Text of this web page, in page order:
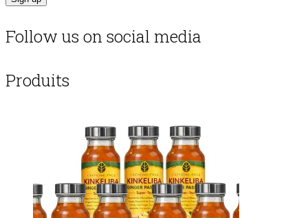
Follow us on social media
Produits